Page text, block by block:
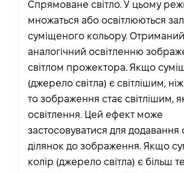
Спрямоване світло. У цьому
множаться або освітлюються
суміщеного кольору.
аналогічний освітленню
світлом прожектора. Якщо
(джерело світла) є світлішим,
то зображення стає світлішим,
освітлення. Цей ефект може
застосовуватися для додавання
ділянок до зображення. Якщо
колір (джерело світла) є більш